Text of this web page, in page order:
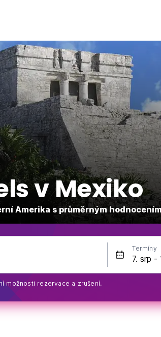
v Mexiko
Amerika s průměrným
Termíny
možnosti rezervace a zrušení.